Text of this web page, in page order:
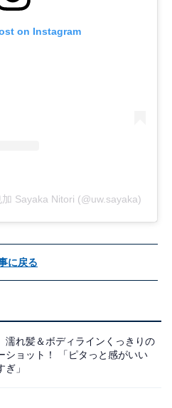
on Instagram
Sayaka Nitori (@uw.sayaka)
に戻る
濡れ髪＆ボディラインくっきりの
ショット！ 「ピタっと感がいい
」